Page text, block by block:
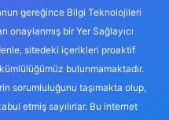
gereğince Bilgi Teknolojileri
onaylanmış bir Yer Sağlayıcı
sitedeki içerikleri proaktif
bulunmamaktadır.
sorumluluğunu taşımakta olup,
etmiş sayılırlar. Bu internet